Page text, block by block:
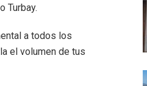
Turbay.
a todos los
el volumen de tus